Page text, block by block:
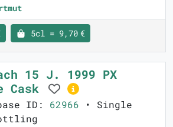
5cl = 9,70 €
15 J. 1999 PX
Cask
ID: 62966 • Single